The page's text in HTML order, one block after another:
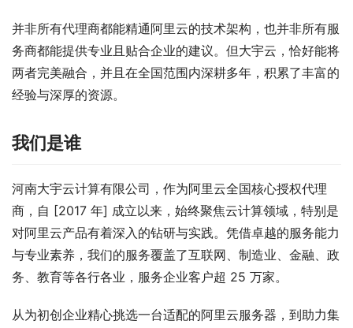
并非所有代理商都能精通阿里云的技术架构，也并非所有服
务商都能提供专业且贴合企业的建议。但大宇云，恰好能将
两者完美融合，并且在全国范围内深耕多年，积累了丰富的
经验与深厚的资源。
我们是谁
河南大宇云计算有限公司，作为阿里云全国核心授权代理
商，自 [2017 年] 成立以来，始终聚焦云计算领域，特别是
对阿里云产品有着深入的钻研与实践。凭借卓越的服务能力
与专业素养，我们的服务覆盖了互联网、制造业、金融、政
务、教育等各行各业，服务企业客户超 25 万家。
从为初创企业精心挑选一台适配的阿里云服务器，到助力集